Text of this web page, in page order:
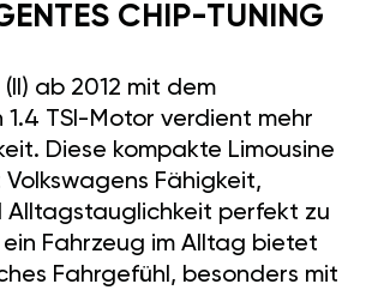
CHIP-TUNING
ab 2012 mit dem
1.4 TSI-Motor verdient mehr
Diese kompakte Limousine
Fähigkeit,
Alltagstauglichkeit perfekt zu
ein Fahrzeug im Alltag bietet
Fahrgefühl, besonders mit